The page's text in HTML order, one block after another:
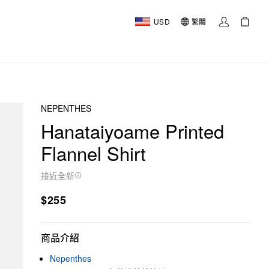
USD 繁體
NEPENTHES
Hanataiyoame Printed
Flannel Shirt
接近全新
$255
商品介紹
Nepenthes